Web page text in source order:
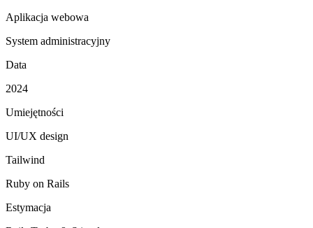
Aplikacja webowa
System administracyjny
Data
2024
Umiejętności
UI/UX design
Tailwind
Ruby on Rails
Estymacja